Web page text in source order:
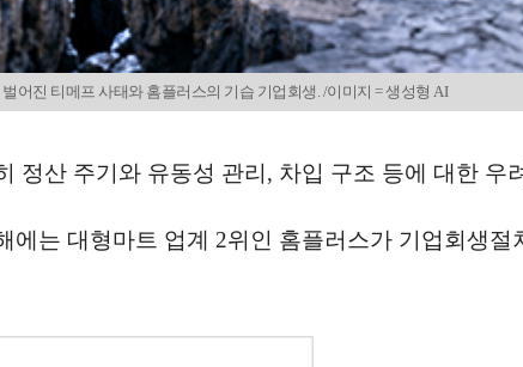
어진 티메프 사태와 홈플러스의 기습 기업회생. /이미지 = 생성형 AI
정산 주기와 유동성 관리, 차입 구조 등에 대한 우
는 대형마트 업계 2위인 홈플러스가 기업회생